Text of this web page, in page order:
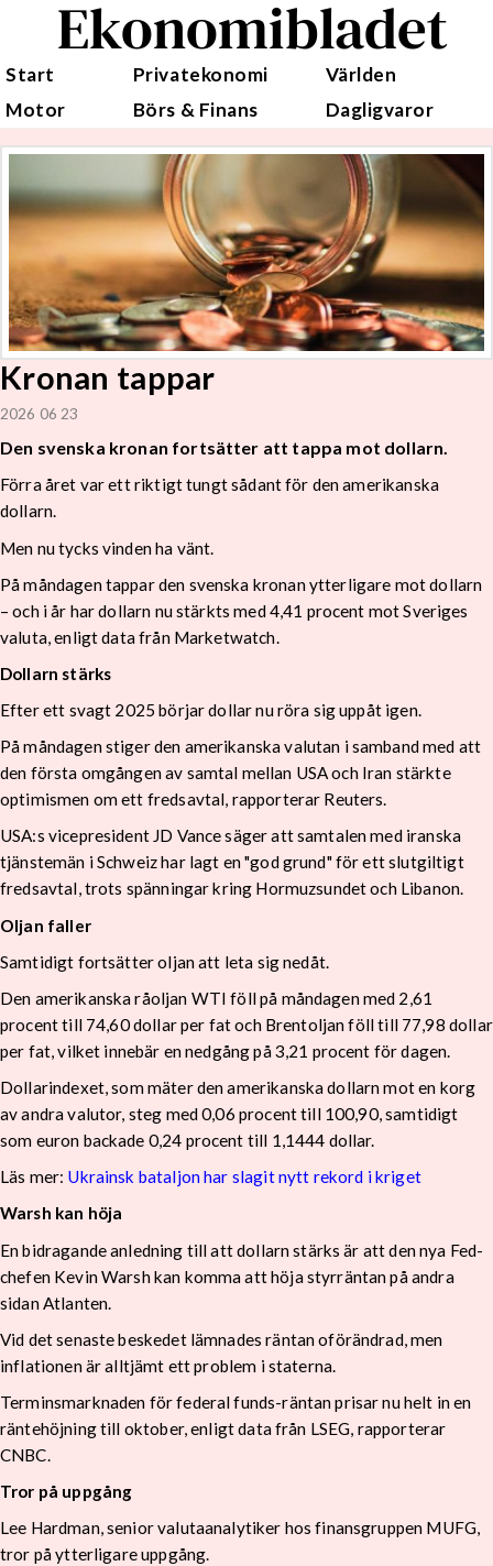
Ekonomibladet
Start Privatekonomi
Världen
Motor
Börs & Finans Dagligvaror
Kronan tappar
2026 06 23
Den svenska kronan fortsätter att tappa mot dollarn.
Förra året var ett riktigt tungt sådant för den amerikanska
dollarn.
Men nu tycks vinden ha vänt.
På måndagen tappar den svenska kronan ytterligare mot dollarn
– och i år har dollarn nu stärkts med 4,41 procent mot Sveriges
valuta, enligt data från Marketwatch.
Dollarn stärks
Efter ett svagt 2025 börjar dollar nu röra sig uppåt igen.
På måndagen stiger den amerikanska valutan i samband med att
den första omgången av samtal mellan USA och Iran stärkte
optimismen om ett fredsavtal, rapporterar Reuters.
USA:s vicepresident JD Vance säger att samtalen med iranska
tjänstemän i Schweiz har lagt en "god grund" för ett slutgiltigt
fredsavtal, trots spänningar kring Hormuzsundet och Libanon.
Oljan faller
Samtidigt fortsätter oljan att leta sig nedåt.
Den amerikanska råoljan WTI föll på måndagen med 2,61
procent till 74,60 dollar per fat och Brentoljan föll till 77,98 dollar
per fat, vilket innebär en nedgång på 3,21 procent för dagen.
Dollarindexet, som mäter den amerikanska dollarn mot en korg
av andra valutor, steg med 0,06 procent till 100,90, samtidigt
som euron backade 0,24 procent till 1,1444 dollar.
Läs mer: Ukrainsk bataljon har slagit nytt rekord i kriget
Warsh kan höja
En bidragande anledning till att dollarn stärks är att den nya Fed-
chefen Kevin Warsh kan komma att höja styrräntan på andra
sidan Atlanten.
Vid det senaste beskedet lämnades räntan oförändrad, men
inflationen är alltjämt ett problem i staterna.
Terminsmarknaden för federal funds-räntan prisar nu helt in en
räntehöjning till oktober, enligt data från LSEG, rapporterar
CNBC.
Tror på uppgång
Lee Hardman, senior valutaanalytiker hos finansgruppen MUFG,
tror på ytterligare uppgång.